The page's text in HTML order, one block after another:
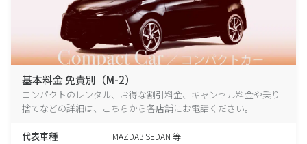
基本料金 免責別（M-2）
コンパクトのレンタル、お得な割引料金、キャンセル料金や乗り
捨てなどの詳細は、こちらから各店舗にお電話ください。
代表車種 MAZDA3 SEDAN 等